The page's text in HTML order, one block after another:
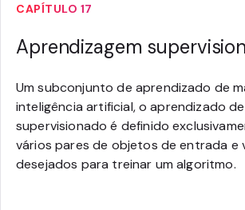
CAPÍTULO 17
Aprendizagem
Um subconjunto de aprendizado de
inteligência artificial, o aprendizado
supervisionado é definido
vários pares de objetos de entrada e
desejados para treinar um algoritmo.